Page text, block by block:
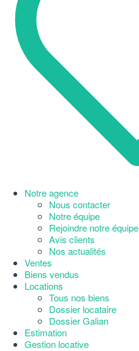
Notre agence
Nous contacter
Notre équipe
Rejoindre notre équipe
Avis clients
Nos actualités
Ventes
Biens vendus
Locations
Tous nos biens
Dossier locataire
Dossier Galian
Estimation
Gestion locative